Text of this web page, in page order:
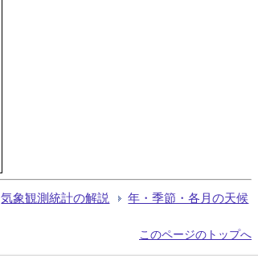
気象観測統計の解説 年・季節・各月の天候
このページのトップへ